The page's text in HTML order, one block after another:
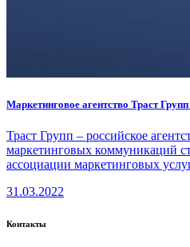
Маркетинговое агентство Траст
Траст Групп – российское
маркетинговых коммуникаций
ассоциации маркетинговых
31.03.2022
Контакты